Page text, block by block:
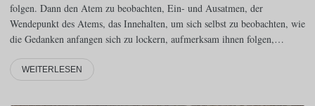
folgen. Dann den Atem zu beobachten, Ein- und Ausatmen, der
Wendepunkt des Atems, das Innehalten, um sich selbst zu beobachten, wie
die Gedanken anfangen sich zu lockern, aufmerksam ihnen folgen,…
WEITERLESEN